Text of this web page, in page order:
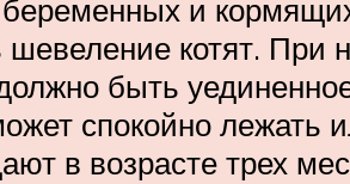
и
котят. При
быть
спокойно лежать
в возрасте трех